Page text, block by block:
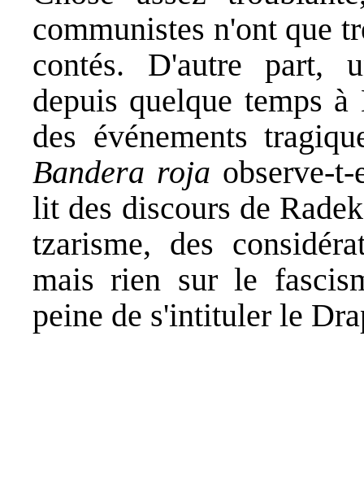
communistes n'ont que
contés. D'autre part,
depuis quelque temps
des événements
Bandera roja observe-
lit des discours de
tzarisme, des
mais rien sur le
peine de s'intituler le